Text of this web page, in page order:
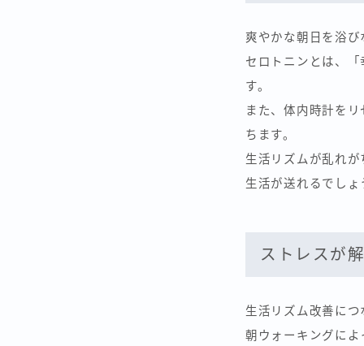
爽やかな朝日を浴
セロトニンとは、
す。
また、体内時計を
ちます。
生活リズムが乱れ
生活が送れるでしょ
ストレスが
生活リズム改善に
朝ウォーキングに